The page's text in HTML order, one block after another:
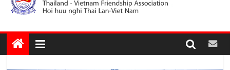
งาน Thailand–Vietnam Business
สัมพันธ์ทางการทูต..
“The Woven Ties: Celebrating 50
Years of Thailand-Viet Nam